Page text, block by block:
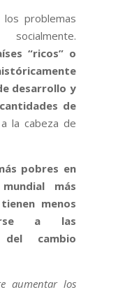
problemas
“ricos” o
desarrollo y
de
la cabeza de
pobres en
más
menos
a las
del cambio
aumentar los